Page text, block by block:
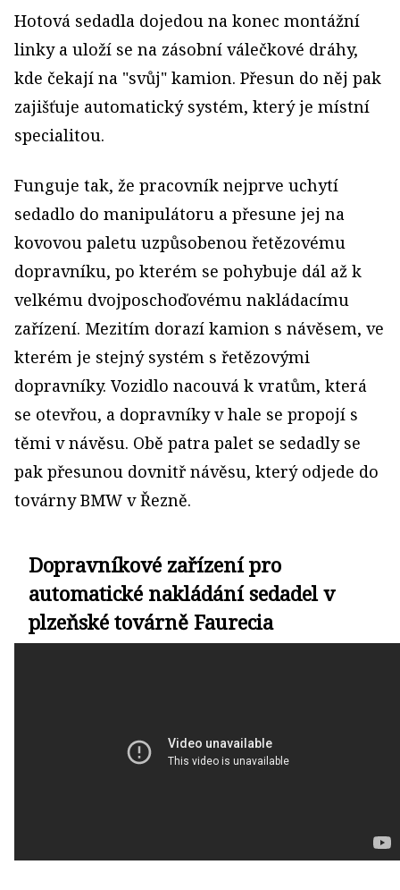
Hotová sedadla dojedou na konec montážní
linky a uloží se na zásobní válečkové dráhy,
kde čekají na "svůj" kamion. Přesun do něj pak
zajišťuje automatický systém, který je místní
specialitou.
Funguje tak, že pracovník nejprve uchytí
sedadlo do manipulátoru a přesune jej na
kovovou paletu uzpůsobenou řetězovému
dopravníku, po kterém se pohybuje dál až k
velkému dvojposchoďovému nakládacímu
zařízení. Mezitím dorazí kamion s návěsem, ve
kterém je stejný systém s řetězovými
dopravníky. Vozidlo nacouvá k vratům, která
se otevřou, a dopravníky v hale se propojí s
těmi v návěsu. Obě patra palet se sedadly se
pak přesunou dovnitř návěsu, který odjede do
továrny BMW v Řezně.
Dopravníkové zařízení pro
automatické nakládání sedadel v
plzeňské továrně Faurecia